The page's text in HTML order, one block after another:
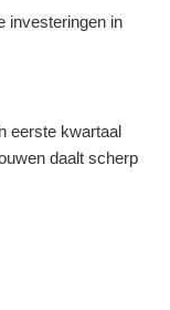
investeringen in
eerste kwartaal
daalt scherp